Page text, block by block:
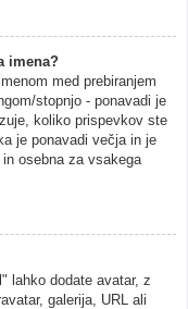
imena?
med prebiranjem
stopnjo - ponavadi je
koliko prispevkov ste
je ponavadi večja in je
osebna za vsakega
lahko dodate avatar, z
galerija, URL ali